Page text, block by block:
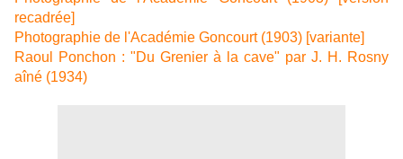
recadrée]
Photographie de l'Académie Goncourt (1903) [variante]
Raoul Ponchon : "Du Grenier à la cave" par J. H. Rosny
aîné (1934)